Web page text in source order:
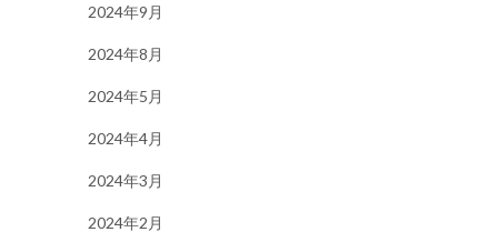
2024年9月
2024年8月
2024年5月
2024年4月
2024年3月
2024年2月